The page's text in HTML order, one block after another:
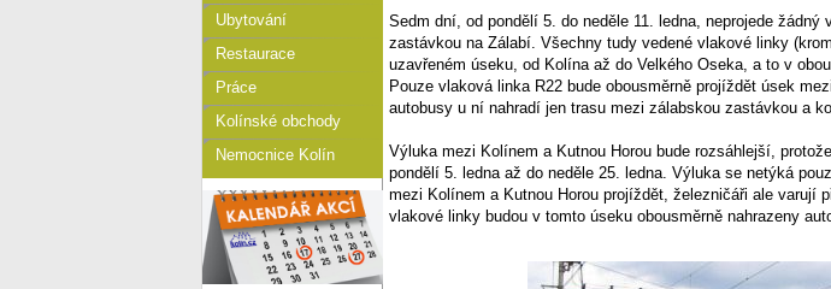
Ubytování
Restaurace
Práce
Kolínské obchody
Nemocnice Kolín
Sedm dní, od pondělí 5. do neděle 11. ledna, neprojede
zastávkou na Zálabí. Všechny tudy vedené vlakové linky
uzavřeném úseku, od Kolína až do Velkého Oseka, a to v
Pouze vlaková linka R22 bude obousměrně projíždět úsek
autobusy u ní nahradí jen trasu mezi zálabskou zastávkou a
Výluka mezi Kolínem a Kutnou Horou bude rozsáhlejší,
pondělí 5. ledna až do neděle 25. ledna. Výluka se netýká
mezi Kolínem a Kutnou Horou projíždět, železničáři ale varují
vlakové linky budou v tomto úseku obousměrně nahrazeny